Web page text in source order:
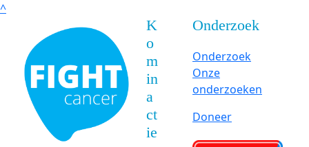
^
K
o
m
in
a
ct
ie
Onderzoek
Onderzoek
Onze
onderzoeken
Doneer